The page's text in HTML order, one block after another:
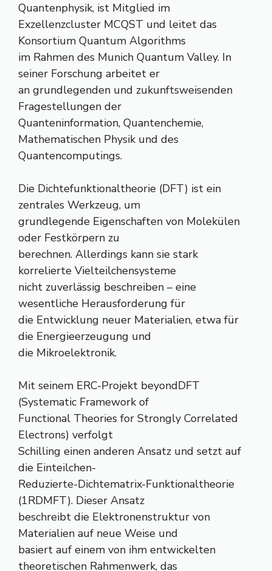
Quantenphysik, ist Mitglied im
Exzellenzcluster MCQST und leitet das
Konsortium Quantum Algorithms
im Rahmen des Munich Quantum Valley. In
seiner Forschung arbeitet er
an grundlegenden und zukunftsweisenden
Fragestellungen der
Quanteninformation, Quantenchemie,
Mathematischen Physik und des
Quantencomputings.
Die Dichtefunktionaltheorie (DFT) ist ein
zentrales Werkzeug, um
grundlegende Eigenschaften von Molekülen
oder Festkörpern zu
berechnen. Allerdings kann sie stark
korrelierte Vielteilchensysteme
nicht zuverlässig beschreiben – eine
wesentliche Herausforderung für
die Entwicklung neuer Materialien, etwa für
die Energieerzeugung und
die Mikroelektronik.
Mit seinem ERC-Projekt beyondDFT
(Systematic Framework of
Functional Theories for Strongly Correlated
Electrons) verfolgt
Schilling einen anderen Ansatz und setzt auf
die Einteilchen-
Reduzierte-Dichtematrix-Funktionaltheorie
(1RDMFT). Dieser Ansatz
beschreibt die Elektronenstruktur von
Materialien auf neue Weise und
basiert auf einem von ihm entwickelten
theoretischen Rahmenwerk, das